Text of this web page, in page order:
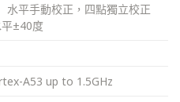
水平手動校正，四點獨立校正
±40度
A53 up to 1.5GHz